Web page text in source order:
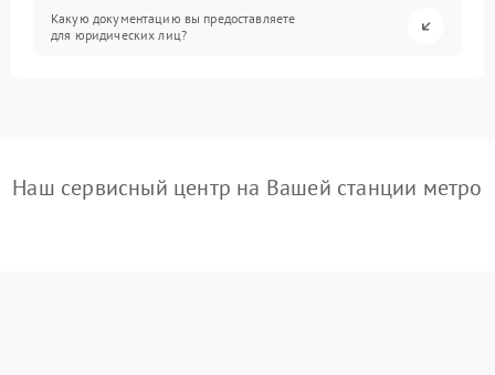
Какую документацию вы предоставляете
для юридических лиц?
Наш сервисный центр на Вашей станции метро